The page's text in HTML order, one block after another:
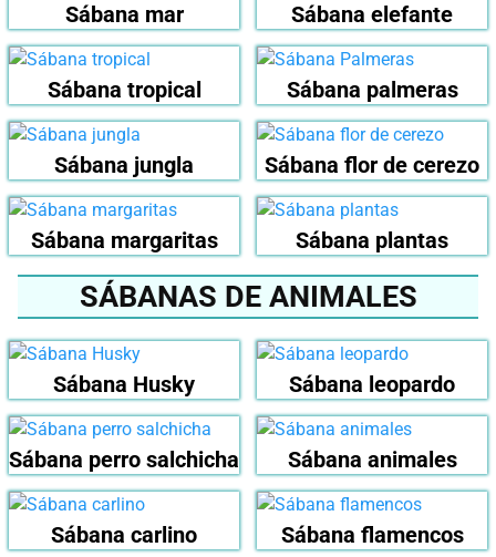
Sábana mar Sábana elefante
Sábana tropical Sábana palmeras
Sábana jungla Sábana flor de cerezo
Sábana margaritas Sábana plantas
SÁBANAS DE ANIMALES
Sábana Husky Sábana leopardo
Sábana perro salchicha Sábana animales
Sábana carlino Sábana flamencos